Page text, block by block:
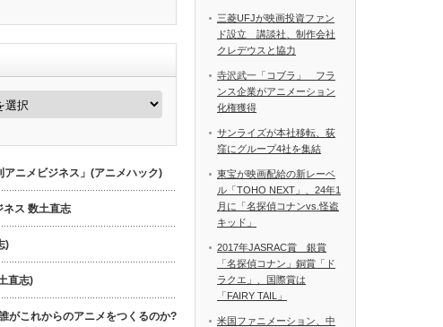
アニメビジネス」(アニメハック)
ス 数土直志
)
直志)
がこれからのアニメをつくるのか?
三菱UFJが映画投資ファン
ド設立 講談社、制作会社
クレデウスと協力
寺沢武一「コブラ」 フラ
ンス企業がアニメーション
化権獲得
サンライズが本社移転、荻
窪にグループ4社を集結
東宝が映画配給の新レーベ
ル「TOHO NEXT」、24年1
月に「名探偵コナンvs.怪盗
キッド」
2017年JASRAC賞 銀賞
「名探偵コナン」銅賞「ド
ラクエ」、国際賞は
「FAIRY TAIL」
米国ファニメーション、中